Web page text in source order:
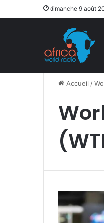
dimanche 9 août
Accueil /